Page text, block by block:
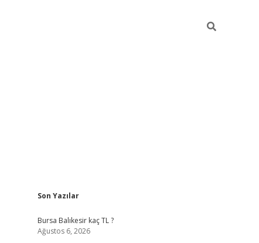
Sidebar
Son Yazılar
Bursa Balıkesir kaç TL ?
Ağustos 6, 2026